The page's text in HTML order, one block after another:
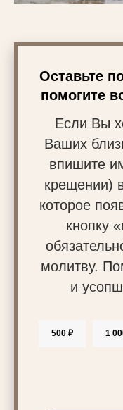
Оставьте
помогите
Если Вы
Ваших
впишите
крещении)
которое
кнопку
молитву.
и
500 ₽ 1